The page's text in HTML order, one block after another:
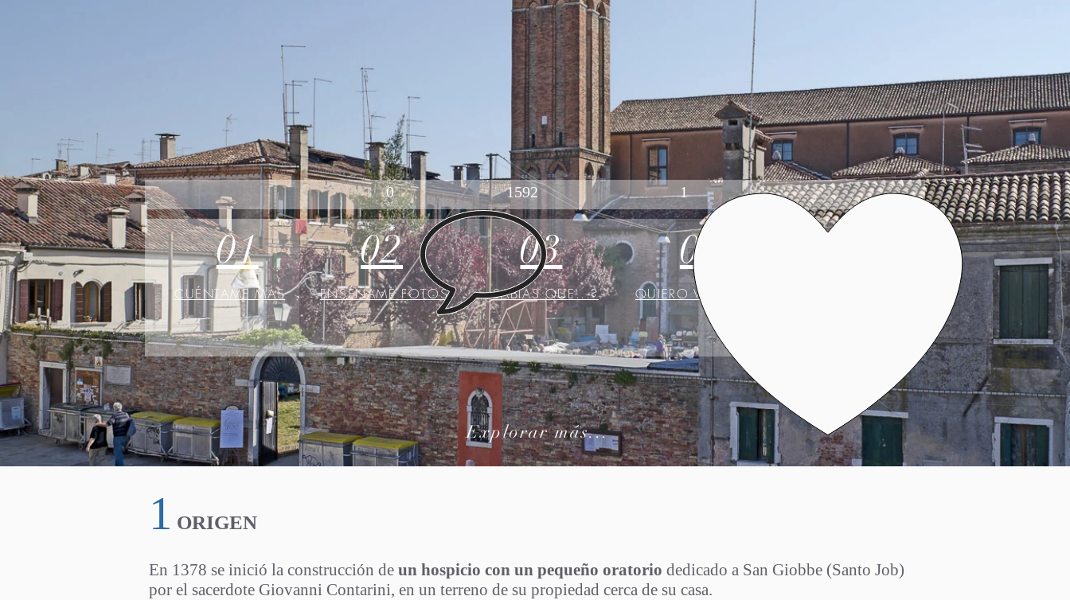
Chiesa_di_San_Giobbe_Venezia_2.jpg
Explorar más...
01
CUÉNTAME MÁS
02
ENSÉÑAME FOTOS
03
¿SABÍAS QUE...?
04
QUIERO VERLO YA
0 1592 1
1 ORIGEN
En 1378 se inició la construcción de un hospicio con un pequeño oratorio dedicado a San Giobbe (Santo Job)
por el sacerdote Giovanni Contarini, en un terreno de su propiedad cerca de su casa.